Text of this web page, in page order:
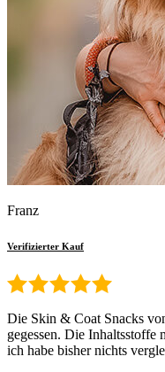
Franz
Verifizierter Kauf
Die Skin & Coat Snacks
gegessen. Die Inhaltsstoffe
ich habe bisher nichts